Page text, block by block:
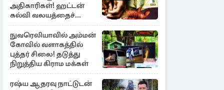
அதிகாரிகள்! ஹட்டன்
கல்வி வலயத்தைச்
சேர்ந்த 6 ஆசிரியர்கள்
குறித்து விசாரணை
நுவரெலியாவில் அம்மன்
கோவில் வளாகத்தில்
புத்தர் சிலை! தடுத்து
நிறுத்திய கிராம மக்கள்
ரஷ்ய ஆதரவு நாட்டுடன்